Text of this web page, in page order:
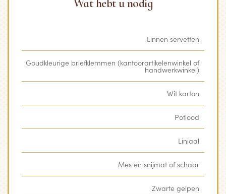
Wat hebt u nodig
Linnen servetten
Goudkleurige briefklemmen (kantoorartikelenwinkel of
handwerkwinkel)
Wit karton
Potlood
Liniaal
Mes en snijmat of schaar
Zwarte gelpen